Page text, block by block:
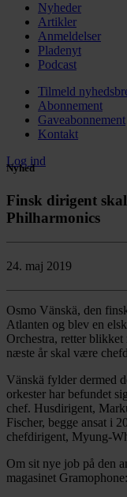
Nyheder
Artikler
Anmeldelser
Pladenyt
Podcast
Tilmeld
Abonnement
Gaveabonnement
Kontakt
Log ind
Nyhed
Finsk dirigent
Philharmonics
24. maj 2019
Osmo Vänskä, den
Atlanten og blev en
Orchestra, retter
næste år skal være
Vänskä fylder dermed
orkester har befundet
chef. Husdirigent,
Fischer, begge ansat i
chefdirigent, Myung-
Om sit nye job på den
magasinet Gramophone: